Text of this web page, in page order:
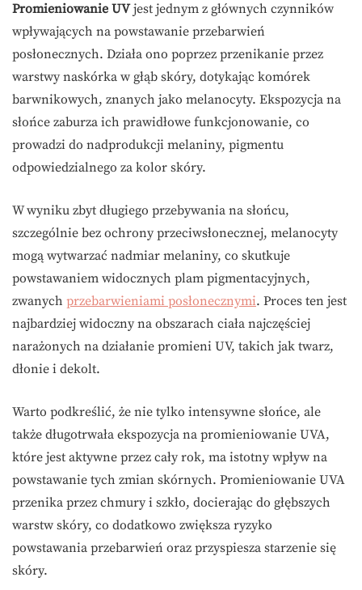
Promieniowanie UVjest jednym z głównych czynników
wpływających na powstawanie przebarwień
posłonecznych. Działa ono poprzez przenikanie przez
warstwy naskórka w głąb skóry, dotykając komórek
barwnikowych, znanych jako melanocyty. Ekspozycja na
słońce zaburza ich prawidłowe funkcjonowanie, co
prowadzi do nadprodukcji melaniny, pigmentu
odpowiedzialnego za kolor skóry.
W wyniku zbyt długiego przebywania na słońcu,
szczególnie bez ochrony przeciwsłonecznej, melanocyty
mogą wytwarzać nadmiar melaniny, co skutkuje
powstawaniem widocznych plam pigmentacyjnych,
zwanych przebarwieniami posłonecznymi. Proces ten jest
najbardziej widoczny na obszarach ciała najczęściej
narażonych na działanie promieni UV, takich jak twarz,
dłonie i dekolt.
Warto podkreślić, że nie tylko intensywne słońce, ale
także długotrwała ekspozycja na promieniowanie UVA,
które jest aktywne przez cały rok, ma istotny wpływ na
powstawanie tych zmian skórnych. Promieniowanie UVA
przenika przez chmury i szkło, docierając do głębszych
warstw skóry, co dodatkowo zwiększa ryzyko
powstawania przebarwień oraz przyspiesza starzenie się
skóry.